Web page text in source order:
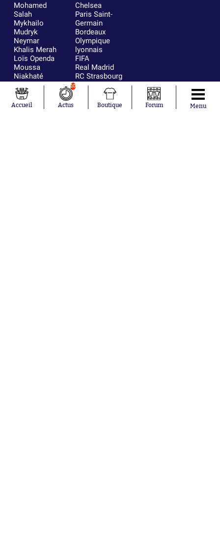
Mohamed
Salah
Mykhailo
Mudryk
Neymar
Khalis Merah
Loïs Openda
Moussa
Niakhaté
Tagliafico
Pavel Šulc
Josh Maja
Chelsea
Paris Saint-
Germain
Bordeaux
Olympique
lyonnais
FIFA
Real Madrid
RC Strasbourg
AC Milan
RC Lens
Accueil
10
Actus Boutique Forum Menu